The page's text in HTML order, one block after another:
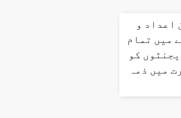
اعداد و
میں تمام
کو
میں ذمہ